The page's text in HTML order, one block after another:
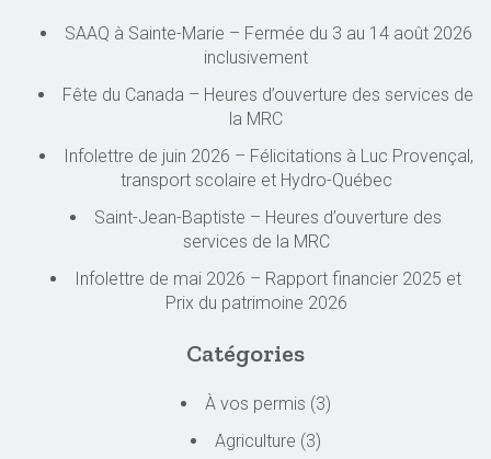
SAAQ à Sainte-Marie – Fermée du 3 au 14 août 2026
inclusivement
Fête du Canada – Heures d’ouverture des services de
la MRC
Infolettre de juin 2026 – Félicitations à Luc Provençal,
transport scolaire et Hydro-Québec
Saint-Jean-Baptiste – Heures d’ouverture des
services de la MRC
Infolettre de mai 2026 – Rapport financier 2025 et
Prix du patrimoine 2026
Catégories
À vos permis (3)
Agriculture (3)